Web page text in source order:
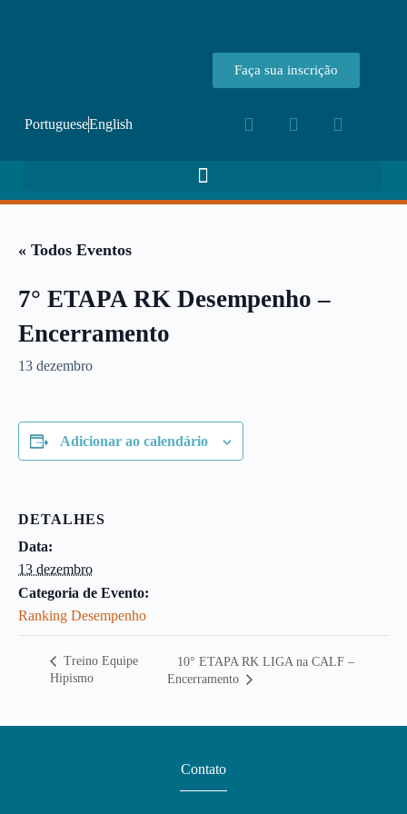
Faça sua inscrição
PortugueseEnglish
« Todos Eventos
7° ETAPA RK Desempenho –
Encerramento
13 dezembro
Adicionar ao calendário
DETALHES
Data:
13 dezembro
Categoria de Evento:
Ranking Desempenho
Treino Equipe
Hipismo
10° ETAPA RK LIGA na CALF –
Encerramento
Contato